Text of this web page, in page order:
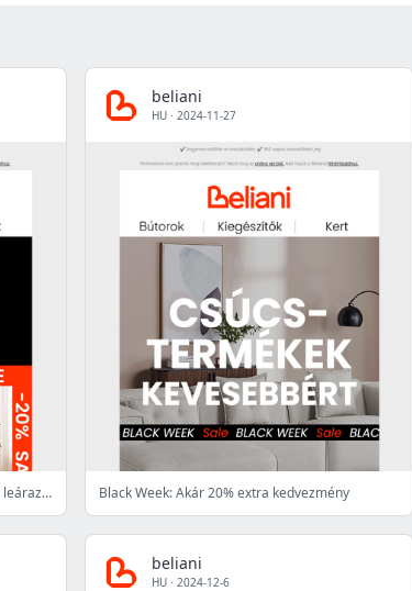
72 órád maradt! 20% kedvezmény a már leárazott termékekre is a Black Week akció keretében 💥
beliani
HU · 2024-11-27
Black Week: Akár 20% extra kedvezmény
beliani
HU · 2024-12-6